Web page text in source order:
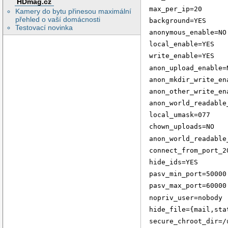
Kamery do bytu přinesou maximální
přehled o vaší domácnosti
Testovací novinka
# bannerik
ftpd_banner=FTP by
# Tohle loguje
xferlog_enable=YES
vsftpd_log_file=/
# deaktivuje ls -
# zakazem ascii
# nebudem
# pro active mode
#port_enable=NO
#
# --//
accept_timeout=60
connect_timeout=60
# maximalni
# local usery,
#
# --// SSL \--
# tady jde o to
# pac pak vetsina
max_per_ip=20
background=YES
anonymous_enable=NO
local_enable=YES
write_enable=YES
local_umask=077
chown_uploads=NO
hide_ids=YES
pasv_min_port=50000
pasv_max_port=60000
nopriv_user=nobody